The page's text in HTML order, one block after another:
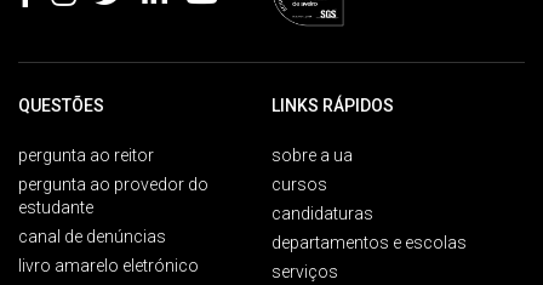
QUESTÕES
pergunta ao reitor
pergunta ao provedor do
estudante
canal de denúncias
livro amarelo eletrónico
LINKS RÁPIDOS
sobre a ua
cursos
candidaturas
departamentos e escolas
serviços